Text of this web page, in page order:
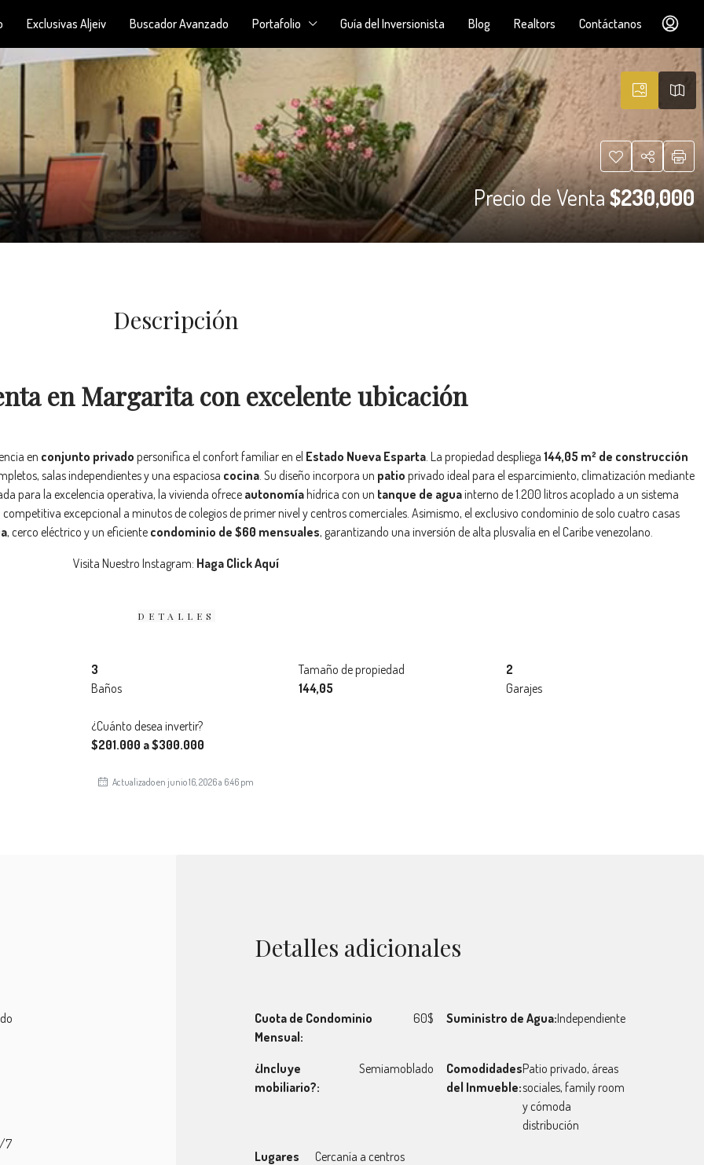
Exclusivas Aljeiv Buscador Avanzado Portafolio Guía del Inversionista Blog Realtors Contáctanos
Precio de Venta$230,000
Descripción
en Margarita con excelente ubicación
en conjunto privado personifica el confort familiar en el Estado Nueva Esparta. La propiedad despliega 144,05 m² de construcción
salas independientes y una espaciosa cocina. Su diseño incorpora un patio privado ideal para el esparcimiento, climatización mediante
para la excelencia operativa, la vivienda ofrece autonomíahídrica con un tanque de aguainterno de 1.200 litros acoplado a un sistema
excepcional a minutos de colegios de primer nivel y centros comerciales. Asimismo, el exclusivo condominio de solo cuatro casas
, cerco eléctrico y un eficiente condominio de $60 mensuales, garantizando una inversión de alta plusvalía en el Caribe venezolano.
Visita Nuestro Instagram: Haga Click Aquí
DETALLES
3
Baños
Tamaño de propiedad
144,05
2
Garajes
¿Cuánto desea invertir?
$201.000 a $300.000
Actualizado en junio 16, 2026 a 6:46 pm
7
Detalles adicionales
Cuota de Condominio
Mensual:
60$ Suministro de Agua:Independiente
¿Incluye
mobiliario?:
Semiamoblado
Comodidades
del Inmueble:
Patio privado, áreas
sociales, family room
y cómoda
distribución
Lugares
Cercanía a centros